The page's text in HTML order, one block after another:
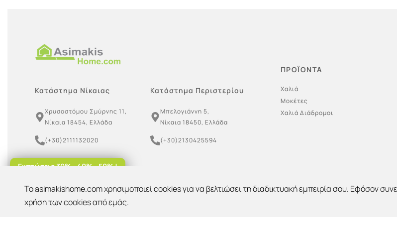
Κατάστημα Νίκαιας Κατάστημα Περιστερίου
Χρυσοστόμου Σμύρνης 11,
Νίκαια 18454, Ελλάδα
Μπελογιάννη 5,
Νίκαια 18450, Ελλάδα
(+30)2111132020 (+30)2130425594
(+30)6949790147
asimakishome@gmail.com
ΠΡΟΪΟΝΤΑ
Χαλιά
Μοκέτες
Χαλιά Διάδρομοι
Εκπτώσεις 30% - 40% - 50% !
To asimakishome.com χρησιμοποιεί cookies για να βελτιώσει τη διαδικτυακή εμπειρία σου. Εφόσον
χρήση των cookies από εμάς.
Έκπτωση 10%
Για παραλαβή από το κατάστημα!
OK